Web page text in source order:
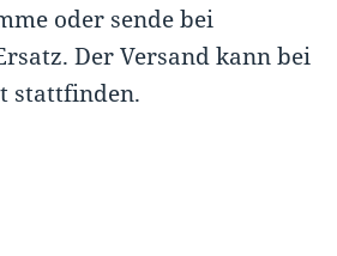
oder sende bei
Der Versand kann bei
stattfinden.